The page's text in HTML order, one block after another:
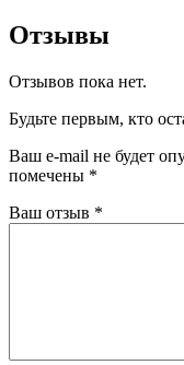
Отзывы
Отзывов пока нет.
Будьте первым, кто
Ваш e-mail не будет
помечены *
Ваш отзыв *